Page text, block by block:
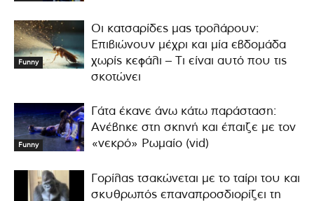
Funny
Οι κατσαρίδες μας τρολάρουν:
Επιβιώνουν μέχρι και μία εβδομάδα
χωρίς κεφάλι – Τι είναι αυτό που τις
σκοτώνει
Funny
Γάτα έκανε άνω κάτω παράσταση:
Ανέβηκε στη σκηνή και έπαιζε με τον
«νεκρό» Ρωμαίο (vid)
Γορίλας τσακώνεται με το ταίρι του και
σκυθρωπός επαναπροσδιορίζει τη